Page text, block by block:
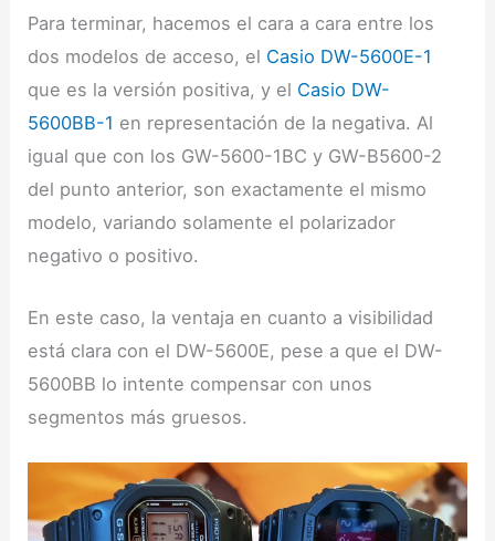
Para terminar, hacemos el cara a cara entre los
dos modelos de acceso, el Casio DW-5600E-1
que es la versión positiva, y el Casio DW-
5600BB-1 en representación de la negativa. Al
igual que con los GW-5600-1BC y GW-B5600-2
del punto anterior, son exactamente el mismo
modelo, variando solamente el polarizador
negativo o positivo.
En este caso, la ventaja en cuanto a visibilidad
está clara con el DW-5600E, pese a que el DW-
5600BB lo intente compensar con unos
segmentos más gruesos.